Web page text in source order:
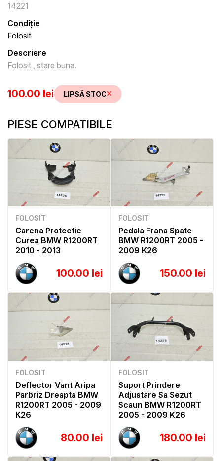
14221
Condiție
Folosit
Descriere
Folosit , stare buna.
100.00 lei LIPSĂ STOC
PIESE COMPATIBILE
FOLOSIT
Carena Protectie
Curea BMW R1200RT
2010 - 2013
100.00 lei
FOLOSIT
Pedala Frana Spate
BMW R1200RT 2005 -
2009 K26
150.00 lei
FOLOSIT
Deflector Vant Aripa
Parbriz Dreapta BMW
R1200RT 2005 - 2009
K26
80.00 lei
FOLOSIT
Suport Prindere
Adjustare Sa Sezut
Scaun BMW R1200RT
2005 - 2009 K26
180.00 lei